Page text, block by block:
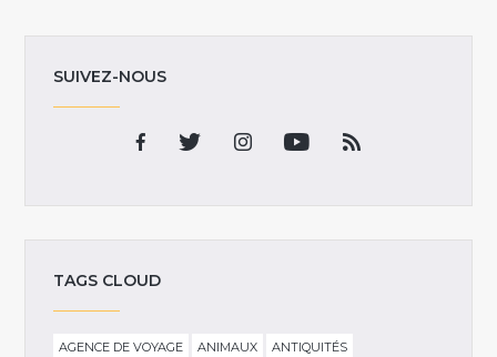
SUIVEZ-NOUS
TAGS CLOUD
AGENCE DE VOYAGE ANIMAUX
ANTIQUITÉS